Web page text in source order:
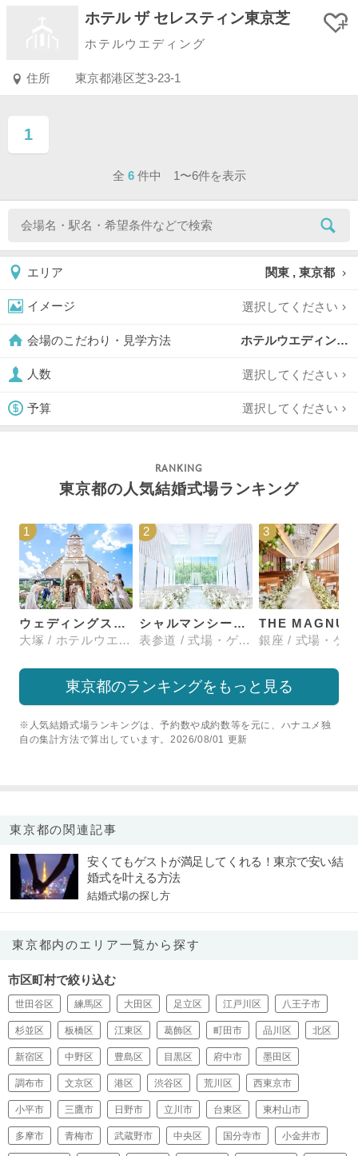
ホテル ザ セレスティン東京芝
ホテルウエディング
住所 東京都港区芝3-23-1
1
ページ目
全 6 件中 1〜6件を表示
エリア 関東 , 東京都
イメージ 選択してください
会場のこだわり・見学方法 ホテルウエディング,
人数 選択してください
予算 選択してください
東京都の人気結婚式場ランキング
1
ウェディングスホテル・ベルクラシック東京
大塚 / ホテルウエディング
2
シャルマンシーナTOKYO
表参道 / 式場・ゲストハウス
3
東京都のランキングをもっと見る
※人気結婚式場ランキングは、予約数や成約数等を元に、ハナユメ独
自の集計方法で算出しています。2026/08/01 更新
東京都の関連記事
安くてもゲストが満足してくれる！東京で安い結
婚式を叶える方法
結婚式場の探し方
東京都内のエリア一覧から探す
市区町村で絞り込む
世田谷区 練馬区 大田区 足立区 江戸川区 八王子市
杉並区 板橋区 江東区 葛飾区 町田市 品川区 北区
新宿区 中野区 豊島区 目黒区 府中市 墨田区
調布市 文京区 港区 渋谷区 荒川区 西東京市
小平市 三鷹市 日野市 立川市 台東区 東村山市
多摩市 青梅市 武蔵野市 中央区 国分寺市 小金井市